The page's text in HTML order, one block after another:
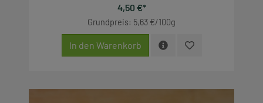
4,50 €*
Grundpreis: 5,63 €/100g
In den Warenkorb